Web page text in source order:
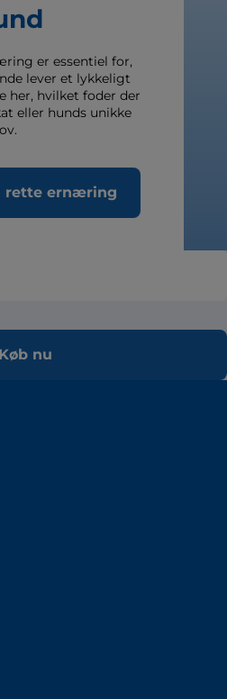
er essentiel for,
lever et lykkeligt
her, hvilket foder der
eller hunds unikke
rette ernæring
Køb nu